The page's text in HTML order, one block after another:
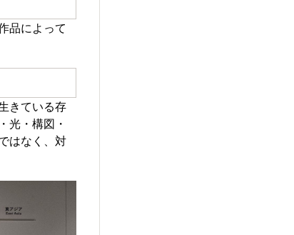
品によって
きている存
光・構図・
はなく、対